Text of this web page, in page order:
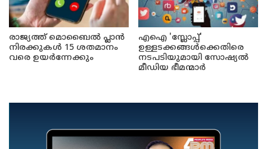
രാജ്യത്ത് മൊബൈൽ പ്ലാൻ
നിരക്കുകൾ 15 ശതമാനം
വരെ ഉയർന്നേക്കും
എഐ 'സ്ലോപ്പ്'
ഉള്ളടക്കങ്ങൾക്കെതിരെ
നടപടിയുമായി സോഷ്യൽ
മീഡിയ ഭീമന്മാർ